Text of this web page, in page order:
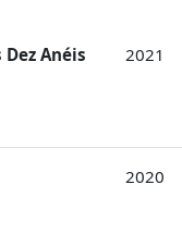
Anéis
2021
2020